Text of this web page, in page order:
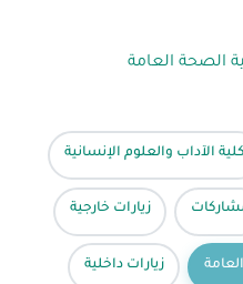
الصحة العامة
كلية الآداب والعلوم الإنسانية
زيارات خارجية
زيارات داخلية